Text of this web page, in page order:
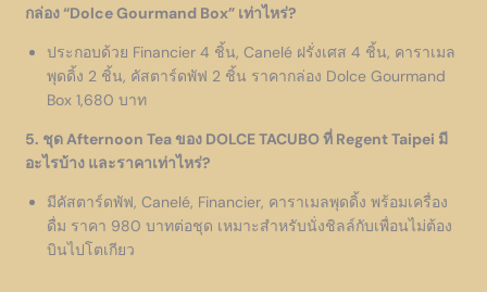
กล่อง “Dolce Gourmand Box” เท่าไหร่?
ประกอบด้วย Financier 4 ชิ้น, Canelé ฝรั่งเศส 4 ชิ้น, คาราเมล
พุดดิ้ง 2 ชิ้น, คัสตาร์ดพัฟ 2 ชิ้น ราคากล่อง Dolce Gourmand
Box 1,680 บาท
5. ชุด Afternoon Tea ของ DOLCE TACUBO ที่ Regent Taipei มี
อะไรบ้าง และราคาเท่าไหร่?
มีคัสตาร์ดพัฟ, Canelé, Financier, คาราเมลพุดดิ้ง พร้อมเครื่อง
ดื่ม ราคา 980 บาทต่อชุด เหมาะสำหรับนั่งชิลล์กับเพื่อนไม่ต้อง
บินไปโตเกียว